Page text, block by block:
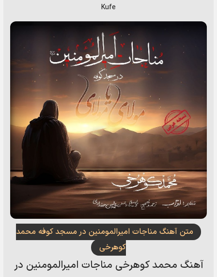
Kufe
متن آهنگ مناجات امیرالمومنین در مسجد کوفه محمد
کوهرخی
آهنگ محمد کوهرخی مناجات امیرالمومنین در